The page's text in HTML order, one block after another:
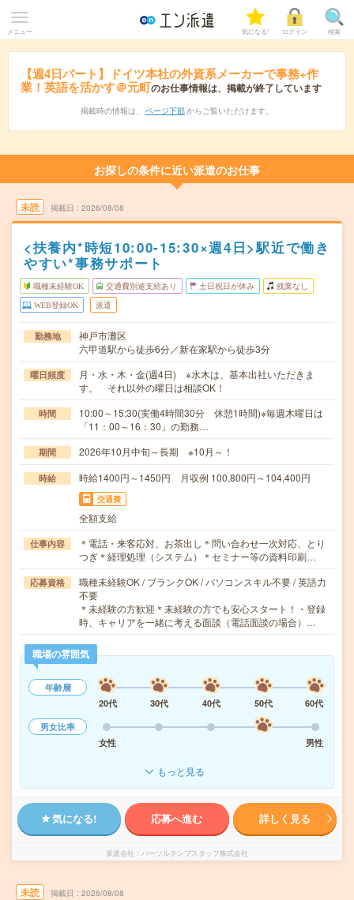
メニュー 気になる! ログイン 検索
【週4日パート】ドイツ本社の外資系メーカーで事務+作
業！英語を活かす＠元町のお仕事情報は、掲載が終了しています
掲載時の情報は、 ページ下部 からご覧いただけます。
お探しの条件に近い派遣のお仕事
未読 掲載日 2026/08/08
<扶養内*時短10:00-15:30×週4日>駅近で働き
やすい*事務サポート
職種未経験OK 交通費別途支給あり 土日祝日が休み 残業なし
WEB登録OK 派遣
勤務地
神戸市灘区
六甲道駅から徒歩6分／新在家駅から徒歩3分
曜日頻度
月・水・木・金(週4日) ※水木は、基本出社いただきま
す。 それ以外の曜日は相談OK！
時間
10:00～15:30(実働4時間30分 休憩1時間)※毎週木曜日は
「11：00～16：30」の勤務…
期間 2026年10月中旬～長期 ※10月～！
時給 時給1400円～1450円 月収例 100,800円～104,400円
交通費
全額支給
仕事内容
＊電話・来客応対、お茶出し＊問い合わせ一次対応、とり
つぎ＊経理処理（システム）＊セミナー等の資料印刷…
応募資格
職種未経験OK / ブランクOK / パソコンスキル不要 / 英語力
不要
＊未経験の方歓迎＊未経験の方でも安心スタート！・登録
時、キャリアを一緒に考える面談（電話面談の場合）…
職場の雰囲気
年齢層
20代
30代 40代 50代
60代
男女比率
女性
男性
もっと見る
気になる! 応募へ進む 詳しく見る
派遣会社 パーソルテンプスタッフ株式会社
未読 掲載日 2026/08/08